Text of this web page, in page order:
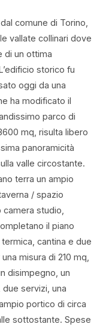
comune di Torino,
vallate collinari dove
di un ottima
storico fu
oggi da una
ha modificato il
parco di
mq, risulta libero
panoramicità
valle circostante.
terra un ampio
/ spazio
studio,
il piano
cantina e due
misura di 210 mq,
disimpegno, un
servizi, una
portico di circa
sottostante. Spese